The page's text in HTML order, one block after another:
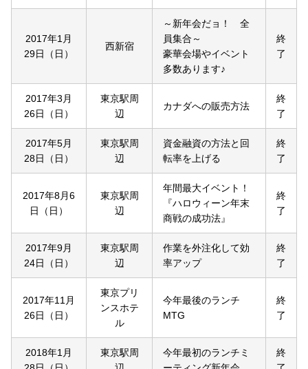
2017年1月
29日（日）
西新宿
～新年会だョ！ 全
員集合～
豪華会場やイベント
多数あります♪
終
了
2017年3月
26日（日）
東京駅周
辺
カナダへの販売方法
終
了
2017年5月
28日（日）
東京駅周
辺
資金融資の方法と回
転率を上げる
終
了
2017年8月6
日（日）
東京駅周
辺
年間最大イベント！
『ハロウィーン年末
商戦の成功法』
終
了
2017年9月
24日（日）
東京駅周
辺
作業を外注化して効
率アップ
終
了
2017年11月
26日（日）
東京プリ
ンスホテ
ル
今年最後のランチ
MTG
終
了
2018年1月
東京駅周
今年最初のランチミ
終